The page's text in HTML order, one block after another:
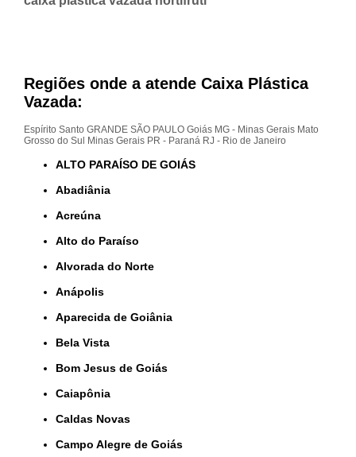
Regiões onde a atende Caixa Plástica
Vazada:
Espírito Santo GRANDE SÃO PAULO Goiás MG - Minas Gerais Mato
Grosso do Sul
Minas Gerais PR - Paraná RJ - Rio de Janeiro
ALTO PARAÍSO DE GOIÁS
Abadiânia
Acreúna
Alto do Paraíso
Alvorada do Norte
Anápolis
Aparecida de Goiânia
Bela Vista
Bom Jesus de Goiás
Caiapônia
Caldas Novas
Campo Alegre de Goiás